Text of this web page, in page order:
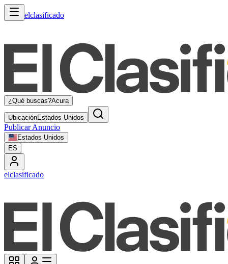
elclasificado
¿Qué buscas?Acura
UbicaciónEstados Unidos
Publicar Anuncio
Estados Unidos
ES
elclasificado